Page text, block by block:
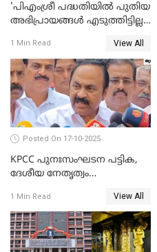
'പിഎംശ്രീ പദ്ധതിയില്‍ പുതിയ
അഭിപ്രായങ്ങള്‍ എടുത്തിട്ടില്ല';
1 Min Read View All
Posted On 17-10-2025
KPCC പുനഃസംഘടന പട്ടിക,
ദേശീയ നേതൃത്വം
ഡി സതീശന്‍ WATCH VIDEO
1 Min Read View All